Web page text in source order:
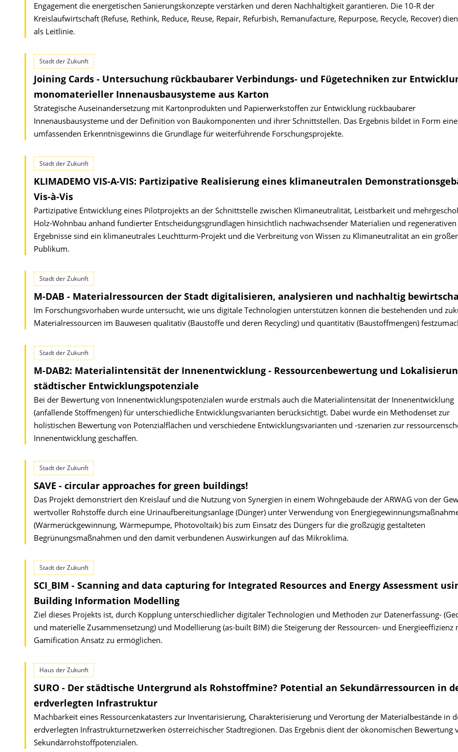
Engagement die energetischen Sanierungskonzepte verstärken und deren Nachhaltigkeit garantieren. Die 10-R der
Kreislaufwirtschaft (Refuse, Rethink, Reduce, Reuse, Repair, Refurbish, Remanufacture, Repurpose, Recycle, Recover)
als Leitlinie.
Stadt der Zukunft
Joining Cards - Untersuchung rückbaubarer Verbindungs- und Fügetechniken zur
monomaterieller Innenausbausysteme aus Karton
Strategische Auseinandersetzung mit Kartonprodukten und Papierwerkstoffen zur Entwicklung rückbaubarer
Innenausbausysteme und der Definition von Baukomponenten und ihrer Schnittstellen. Das Ergebnis bildet in Form
umfassenden Erkenntnisgewinns die Grundlage für weiterführende Forschungsprojekte.
Stadt der Zukunft
KLIMADEMO VIS-A-VIS: Partizipative Realisierung eines klimaneutralen
Vis-à-Vis
Partizipative Entwicklung eines Pilotprojekts an der Schnittstelle zwischen Klimaneutralität, Leistbarkeit und
Holz-Wohnbau anhand fundierter Entscheidungsgrundlagen hinsichtlich nachwachsender Materialien und regenerativen
Ergebnisse sind ein klimaneutrales Leuchtturm-Projekt und die Verbreitung von Wissen zu Klimaneutralität an ein
Publikum.
Stadt der Zukunft
M-DAB - Materialressourcen der Stadt digitalisieren, analysieren und nachhaltig
Im Forschungsvorhaben wurde untersucht, wie uns digitale Technologien unterstützen können die bestehenden und
Materialressourcen im Bauwesen qualitativ (Baustoffe und deren Recycling) und quantitativ (Baustoffmengen)
Stadt der Zukunft
M-DAB2: Materialintensität der Innenentwicklung - Ressourcenbewertung und
städtischer Entwicklungspotenziale
Bei der Bewertung von Innenentwicklungspotenzialen wurde erstmals auch die Materialintensität der Innenentwicklung
(anfallende Stoffmengen) für unterschiedliche Entwicklungsvarianten berücksichtigt. Dabei wurde ein Methodenset zur
holistischen Bewertung von Potenzialflächen und verschiedene Entwicklungsvarianten und -szenarien zur
Innenentwicklung geschaffen.
Stadt der Zukunft
SAVE - circular approaches for green buildings!
Das Projekt demonstriert den Kreislauf und die Nutzung von Synergien in einem Wohngebäude der ARWAG von der
wertvoller Rohstoffe durch eine Urinaufbereitungsanlage (Dünger) unter Verwendung von
(Wärmerückgewinnung, Wärmepumpe, Photovoltaik) bis zum Einsatz des Düngers für die großzügig gestalteten
Begrünungsmaßnahmen und den damit verbundenen Auswirkungen auf das Mikroklima.
Stadt der Zukunft
SCI_BIM - Scanning and data capturing for Integrated Resources and Energy Assessment
Building Information Modelling
Ziel dieses Projekts ist, durch Kopplung unterschiedlicher digitaler Technologien und Methoden zur Datenerfassung-
und materielle Zusammensetzung) und Modellierung (as-built BIM) die Steigerung der Ressourcen- und Energieeffizienz
Gamification Ansatz zu ermöglichen.
Haus der Zukunft
SURO - Der städtische Untergrund als Rohstoffmine? Potential an Sekundärressourcen in
erdverlegten Infrastruktur
Machbarkeit eines Ressourcenkatasters zur Inventarisierung, Charakteri­sierung und Verortung der Materialbestände in
erdverlegten Infra­strukturnetzwerken österreichischer Stadtregionen. Das Ergebnis dient der ökonomischen Bewertung
Sekundärrohstoffpotenzialen.